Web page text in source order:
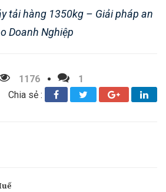
tải hàng 1350kg – Giải pháp an
Doanh Nghiệp
1176
1
Chia sẻ :